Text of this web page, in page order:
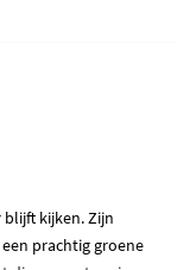
blijft kijken. Zijn
prachtig groene